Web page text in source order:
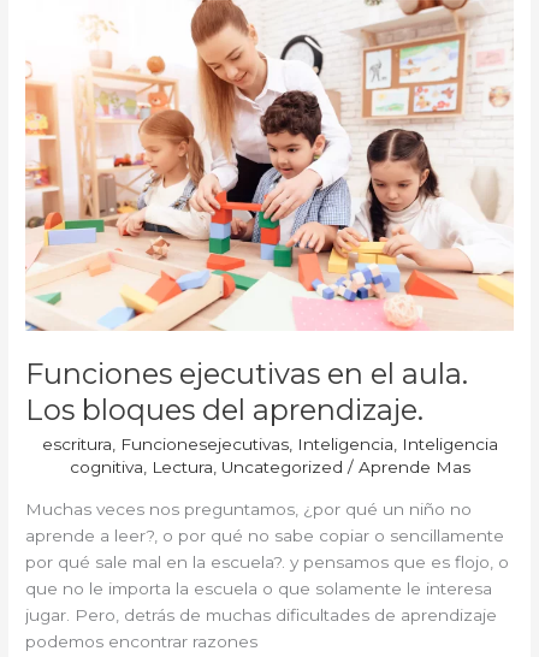
Funciones ejecutivas en el aula.
Los bloques del aprendizaje.
escritura, Funcionesejecutivas, Inteligencia, Inteligencia
cognitiva, Lectura, Uncategorized / Aprende Mas
Muchas veces nos preguntamos, ¿por qué un niño no
aprende a leer?, o por qué no sabe copiar o sencillamente
por qué sale mal en la escuela?. y pensamos que es flojo, o
que no le importa la escuela o que solamente le interesa
jugar. Pero, detrás de muchas dificultades de aprendizaje
podemos encontrar razones
Funciones
ejecutivas
en
el
aula.
Los
bloques
del
aprendizaje.